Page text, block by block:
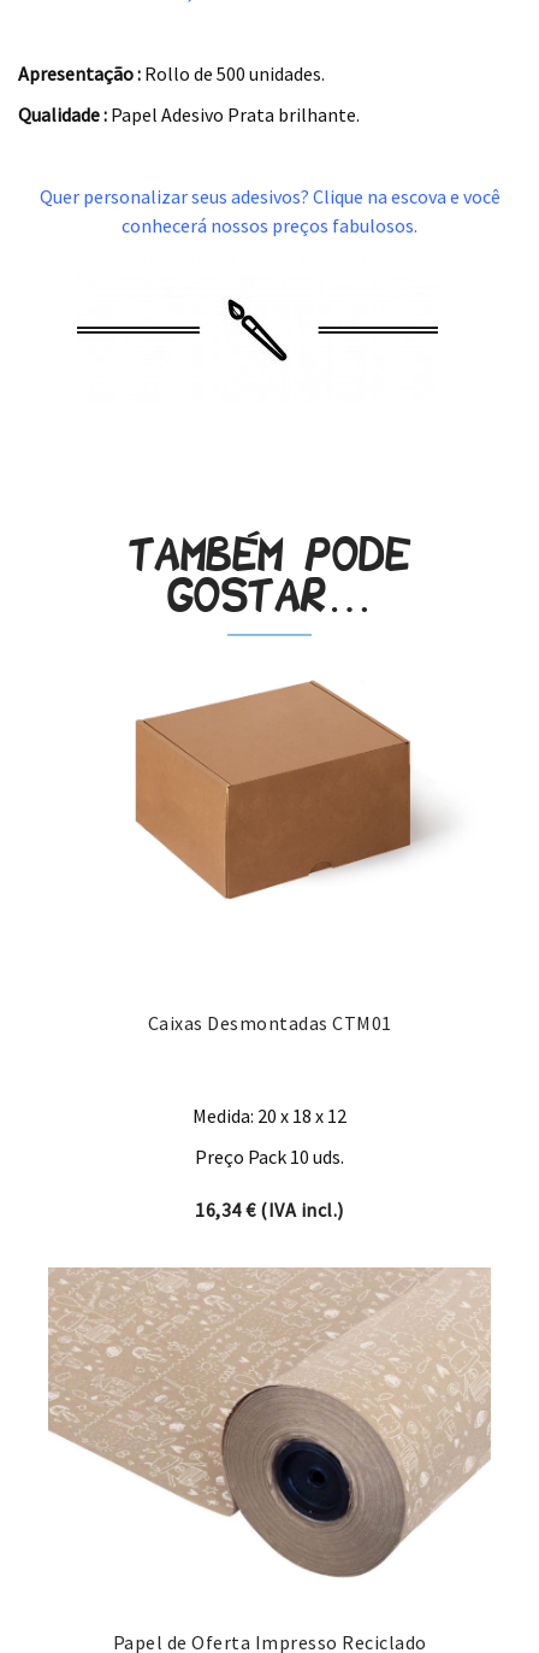
Apresentação : Rollo de 500 unidades.
Qualidade : Papel Adesivo Prata brilhante.
Quer personalizar seus adesivos? Clique na escova e você
conhecerá nossos preços fabulosos.
Também pode
gostar…
Caixas Desmontadas CTM01
Medida: 20 x 18 x 12
Preço Pack 10 uds.
16,34€(IVA incl.)
Papel de Oferta Impresso Reciclado